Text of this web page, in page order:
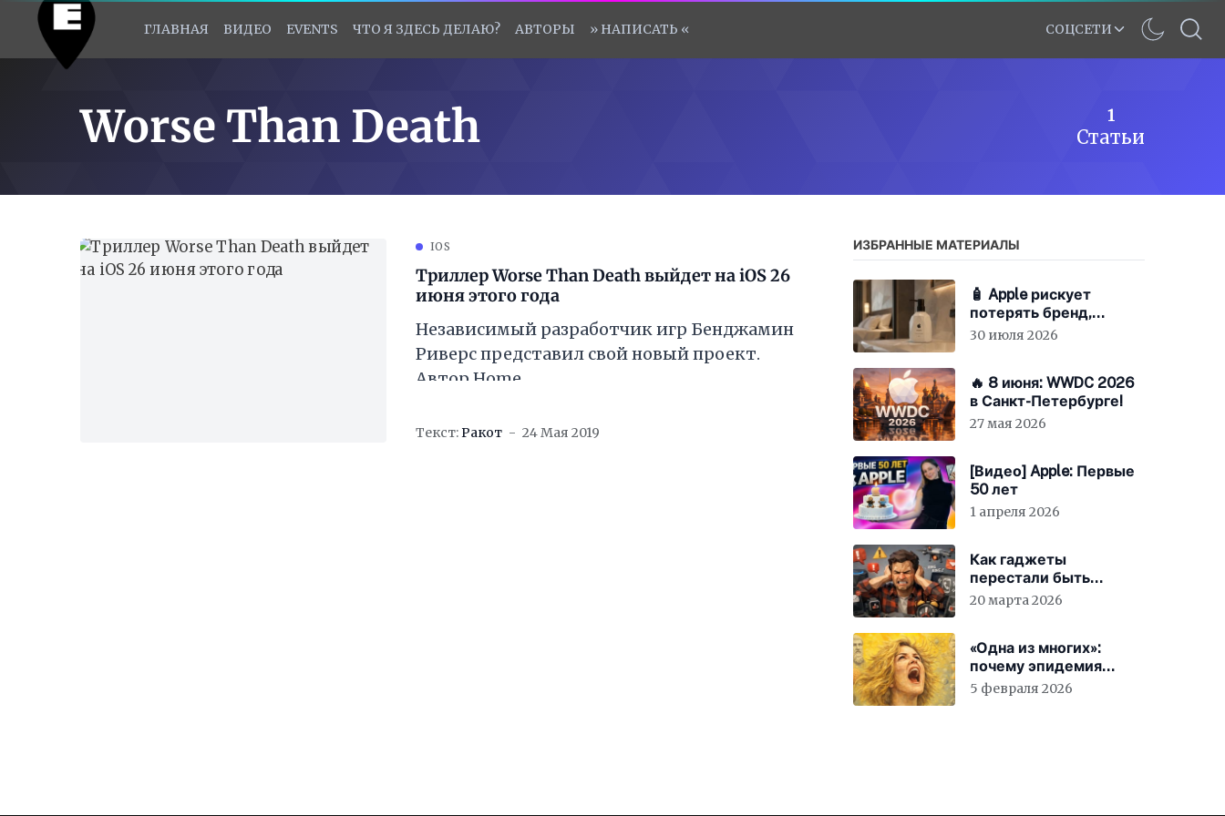
ГЛАВНАЯ ВИДЕО EVENTS ЧТО Я ЗДЕСЬ ДЕЛАЮ? АВТОРЫ » НАПИСАТЬ « СОЦСЕТИ
Worse Than Death 1
Статьи
IOS
Триллер Worse Than Death выйдет на iOS 26
июня этого года
Независимый разработчик игр Бенджамин
Риверс представил свой новый проект.
Автор Home
unique-horror-adventure/id656723874] и
Текст:Ракот 24 Мая 2019
ИЗБРАННЫЕ МАТЕРИАЛЫ
🧴 Apple рискует
потерять бренд,
экономя на «мыле»
30 июля 2026
🔥 8 июня: WWDC 2026
в Санкт-Петербурге!
27 мая 2026
[Видео] Apple: Первые
50 лет
1 апреля 2026
Как гаджеты
перестали быть
просто устройствами и
20 марта 2026
«Одна из многих»:
почему эпидемия
счастья страшнее
5 февраля 2026